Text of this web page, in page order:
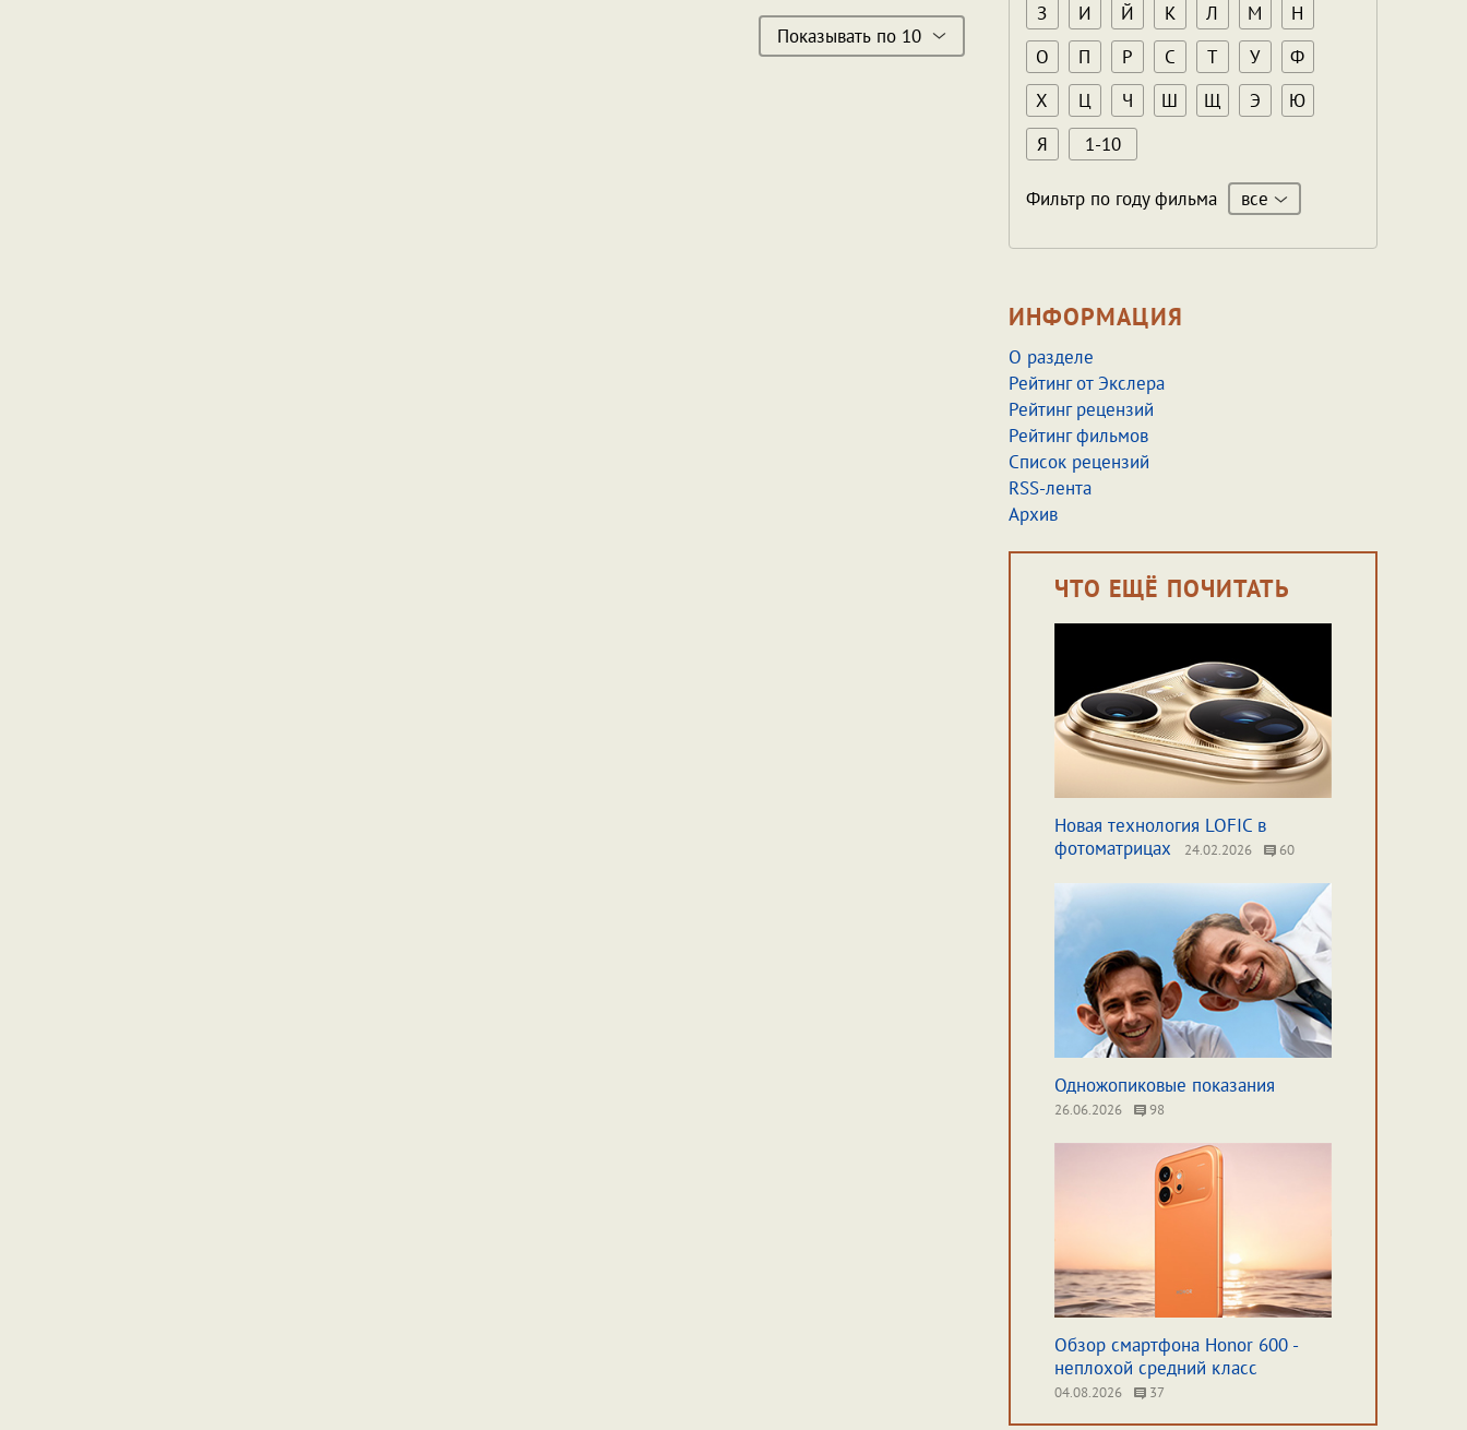
Показывать по 10
З
И Й К Л М
Н
О
П Р С Т У
Ф
Х
Ц Ч Ш Щ Э
Ю
Я
1-10
Фильтр по году фильма все
ИНФОРМАЦИЯ
О разделе
Рейтинг от Экслера
Рейтинг рецензий
Рейтинг фильмов
Список рецензий
RSS-лента
Архив
ЧТО ЕЩЁ ПОЧИТАТЬ
Новая технология LOFIC в
фотоматрицах
24.02.2026 60
Одножопиковые показания
26.06.2026 98
Обзор смартфона Honor 600 -
неплохой средний класс
04.08.2026 37